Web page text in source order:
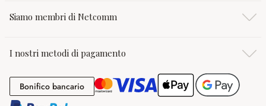
Siamo membri di Netcomm
I nostri metodi di pagamento
Bonifico bancarioBonifico bancario